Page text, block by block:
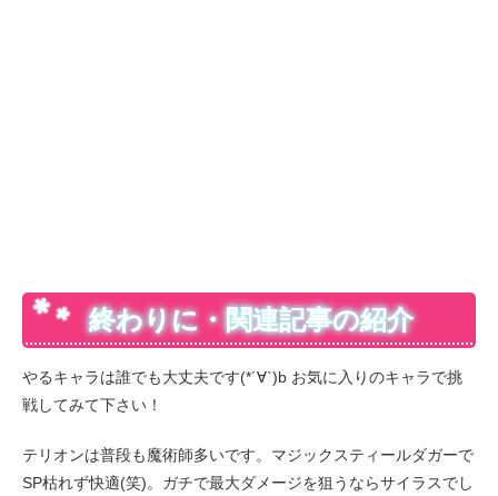
終わりに・関連記事の紹介
やるキャラは誰でも大丈夫です(*´∀`)b お気に入りのキャラで挑
戦してみて下さい！
テリオンは普段も魔術師多いです。マジックスティールダガーで
SP枯れず快適(笑)。ガチで最大ダメージを狙うならサイラスでし